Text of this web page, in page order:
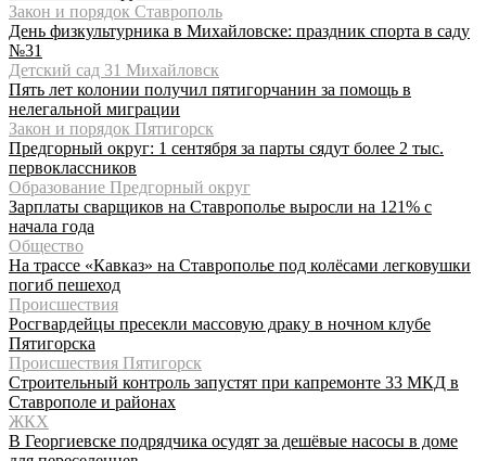
Закон и порядок Ставрополь
День физкультурника в Михайловске: праздник спорта в саду
№31
Детский сад 31 Михайловск
Пять лет колонии получил пятигорчанин за помощь в
нелегальной миграции
Закон и порядок Пятигорск
Предгорный округ: 1 сентября за парты сядут более 2 тыс.
первоклассников
Образование Предгорный округ
Зарплаты сварщиков на Ставрополье выросли на 121% с
начала года
Общество
На трассе «Кавказ» на Ставрополье под колёсами легковушки
погиб пешеход
Происшествия
Росгвардейцы пресекли массовую драку в ночном клубе
Пятигорска
Происшествия Пятигорск
Строительный контроль запустят при капремонте 33 МКД в
Ставрополе и районах
ЖКХ
В Георгиевске подрядчика осудят за дешёвые насосы в доме